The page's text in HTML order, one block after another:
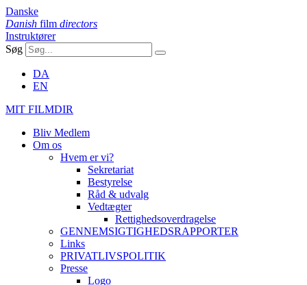
Danske
Danish film directors
Instruktører
Søg
DA
EN
MIT FILMDIR
Bliv Medlem
Om os
Hvem er vi?
Sekretariat
Bestyrelse
Råd & udvalg
Vedtægter
Rettighedsoverdragelse
GENNEMSIGTIGHEDSRAPPORTER
Links
PRIVATLIVSPOLITIK
Presse
Logo